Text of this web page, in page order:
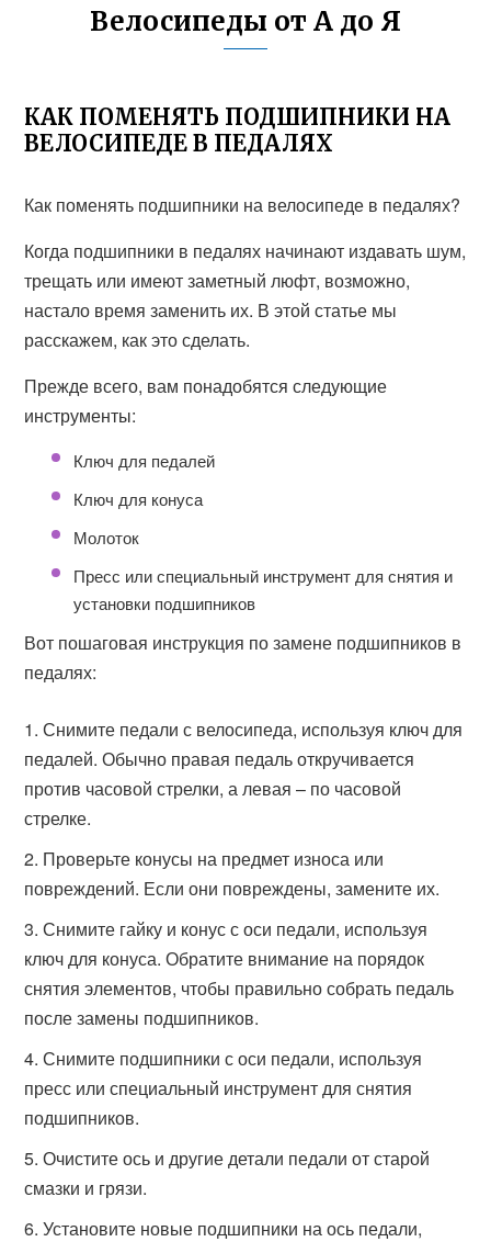
Велосипеды от А до Я
КАК ПОМЕНЯТЬ ПОДШИПНИКИ НА
ВЕЛОСИПЕДЕ В ПЕДАЛЯХ
Как поменять подшипники на велосипеде в педалях?
Когда подшипники в педалях начинают издавать шум,
трещать или имеют заметный люфт, возможно,
настало время заменить их. В этой статье мы
расскажем, как это сделать.
Прежде всего, вам понадобятся следующие
инструменты:
Ключ для педалей
Ключ для конуса
Молоток
Пресс или специальный инструмент для снятия и
установки подшипников
Вот пошаговая инструкция по замене подшипников в
педалях:
Снимите педали с велосипеда, используя ключ для
педалей. Обычно правая педаль откручивается
против часовой стрелки, а левая – по часовой
стрелке.
Проверьте конусы на предмет износа или
повреждений. Если они повреждены, замените их.
Снимите гайку и конус с оси педали, используя
ключ для конуса. Обратите внимание на порядок
снятия элементов, чтобы правильно собрать педаль
после замены подшипников.
Снимите подшипники с оси педали, используя
пресс или специальный инструмент для снятия
подшипников.
Очистите ось и другие детали педали от старой
смазки и грязи.
Установите новые подшипники на ось педали,